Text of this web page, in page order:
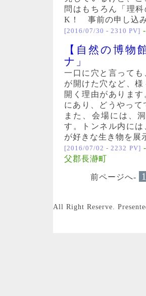
問はもちろん「理
K！ 事前の申し込
[2016/07/30 - 2310 PV]
【自然の博物
ナ」
一口に穴と言って
が開けた穴など、
開く理由がありま
にあり、どうやっ
また、会場には、
す。トンネル内に
が好きな生き物を展
[2016/07/02 - 2232 PV]
父郡長瀞町
前ページへ- 1
All Right Reserve.